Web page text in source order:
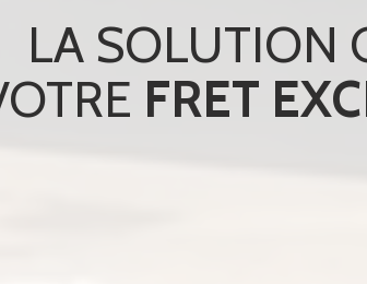
LA SOLUTION
POUR VOTRE